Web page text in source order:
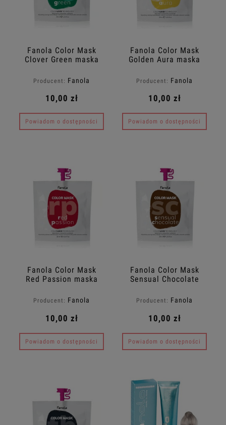
Fanola Color Mask
Clover Green maska
włosów 30ml
Producent: Fanola
10,00 zł
Powiadom o dostępności
Fanola Color Mask
Golden Aura maska
włosów 30ml
Producent: Fanola
10,00 zł
Powiadom o dostępności
Fanola Color Mask
Red Passion maska
włosów 30ml
Producent: Fanola
10,00 zł
Powiadom o dostępności
Fanola Color Mask
Sensual Chocolate
włosów 30ml
Producent: Fanola
10,00 zł
Powiadom o dostępności